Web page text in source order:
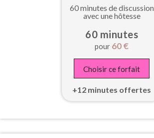
60 minutes de discussion
avec une hôtesse
60 minutes
pour 60€
Choisir ce forfait
+12 minutes offertes